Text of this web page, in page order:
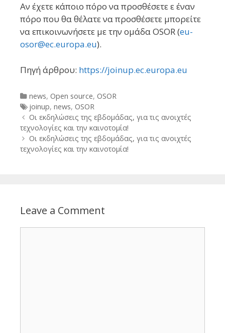
Αν έχετε κάποιο πόρο να προσθέσετε ε έναν
πόρο που θα θέλατε να προσθέσετε μπορείτε
να επικοινωνήσετε με την ομάδα OSOR (eu-
osor@ec.europa.eu).
Πηγή άρθρου: https://joinup.ec.europa.eu
Categories
news, Open source, OSOR
Tags
joinup, news, OSOR
Post
navigation
Οι εκδηλώσεις της εβδομάδας, για τις ανοιχτές
τεχνολογίες και την καινοτομία!
Οι εκδηλώσεις της εβδομάδας, για τις ανοιχτές
τεχνολογίες και την καινοτομία!
Leave a Comment